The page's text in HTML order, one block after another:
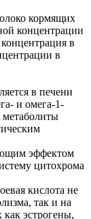
кормящих
концентрации
в
в
в печени
и омега-1-
метаболиты
эффектом
цитохрома
кислота не
так и на
как эстрогены,